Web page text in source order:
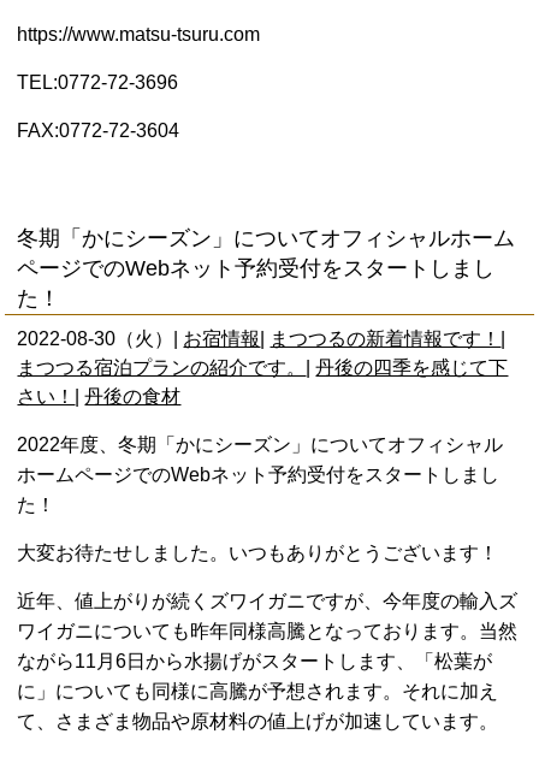
https://www.matsu-tsuru.com
TEL:0772-72-3696
FAX:0772-72-3604
冬期「かにシーズン」についてオフィシャルホーム
ページでのWebネット予約受付をスタートしまし
た！
2022-08-30（火）| お宿情報 まつつるの新着情報です！
まつつる宿泊プランの紹介です。
|丹後の四季を感じて下
さい！
|丹後の食材
2022年度、冬期「かにシーズン」についてオフィシャル
ホームページでのWebネット予約受付をスタートしまし
た！
大変お待たせしました。いつもありがとうございます！
近年、値上がりが続くズワイガニですが、今年度の輸入ズ
ワイガニについても昨年同様高騰となっております。当然
ながら11月6日から水揚げがスタートします、「松葉が
に」についても同様に高騰が予想されます。それに加え
て、さまざま物品や原材料の値上げが加速しています。